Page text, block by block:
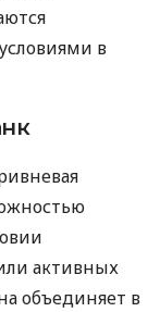
в
активных
объединяет в